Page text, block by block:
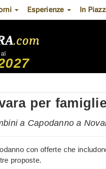
Esperienze In
al
per
a Capodanno a
con offerte che
proposte.